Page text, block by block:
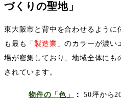
づくりの聖地」
東大阪市と背中を合わせるように
も最も「製造業 」のカラーが濃
場が密集しており、地域全体にも
されています。
物件の「色」 ： 50坪から